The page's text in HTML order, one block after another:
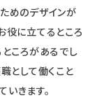
めのデザインが
役に立てるところ
ところがあるでし
として働くこと
きます。